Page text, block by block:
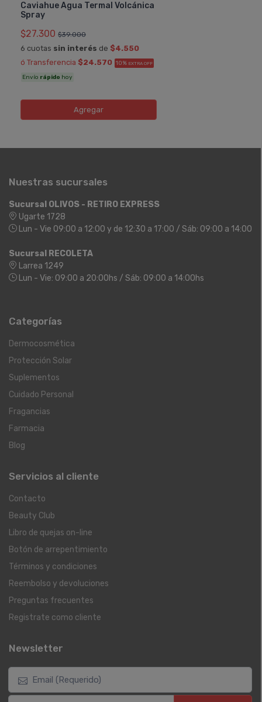
Caviahue Agua Termal Volcánica
Spray
$27.300 $39.000
6 cuotas sin interés de $4.550
ó Transferencia $24.570 10% EXTRA OFF
Envío rápido hoy
Agregar
Nuestras sucursales
Sucursal OLIVOS - RETIRO EXPRESS
Ugarte 1728
Lun - Vie 09:00 a 12:00 y de 12:30 a 17:00 / Sáb: 09:00 a 14:00
Sucursal RECOLETA
Larrea 1249
Lun - Vie: 09:00 a 20:00hs / Sáb: 09:00 a 14:00hs
Categorías
Dermocosmética
Protección Solar
Suplementos
Cuidado Personal
Fragancias
Farmacia
Blog
Servicios al cliente
Contacto
Beauty Club
Libro de quejas on-line
Botón de arrepentimiento
Términos y condiciones
Reembolso y devoluciones
Preguntas frecuentes
Registrate como cliente
Newsletter